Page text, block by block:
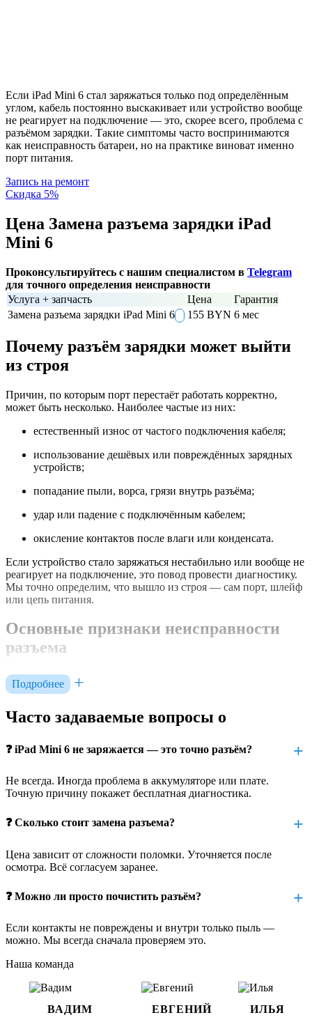
Если iPad Mini 6 стал заряжаться только под определённым
углом, кабель постоянно выскакивает или устройство вообще
не реагирует на подключение — это, скорее всего, проблема с
разъёмом зарядки. Такие симптомы часто воспринимаются
как неисправность батареи, но на практике виноват именно
порт питания.
Запись на ремонт
Скидка 5%
Цена Замена разъема зарядки iPad
Mini 6
Проконсультируйтесь с нашим специалистом в Telegram
для точного определения неисправности
Услуга + запчасть
Цена
Гарантия
Замена разъема зарядки iPad Mini 6
155 BYN 6 мес
Почему разъём зарядки может выйти
из строя
Причин, по которым порт перестаёт работать корректно,
может быть несколько. Наиболее частые из них:
естественный износ от частого подключения кабеля;
использование дешёвых или повреждённых зарядных
устройств;
попадание пыли, ворса, грязи внутрь разъёма;
удар или падение с подключённым кабелем;
окисление контактов после влаги или конденсата.
Если устройство стало заряжаться нестабильно или вообще не
реагирует на подключение, это повод провести диагностику.
Мы точно определим, что вышло из строя — сам порт, шлейф
или цепь питания.
Основные признаки неисправности
разъема
iPad не заряжается или делает это только в выключенном
состоянии
зарядка идёт только при сильном нажатии или наклоне
кабеля
устройство не видит оригинальный кабель, хотя с
при подключении слышен щелчок, но зарядка не
начинается
кабель не держится в разъёме, шатается или выпадает
Подобные признаки не всегда говорят о серьёзной поломке,
но почти всегда требуют внимания. Иногда помогает чистка,
Mini 6
Диагностика
Сначала мы исключаем возможные проблемы с кабелем,
адаптером, батареей и самой системой. Проверка бесплатна
при последующем ремонте.
Подробнее
Часто задаваемые вопросы о
❓ iPad Mini 6 не заряжается — это точно разъём?
Не всегда. Иногда проблема в аккумуляторе или плате.
Точную причину покажет бесплатная диагностика.
❓ Сколько стоит замена разъема?
Цена зависит от сложности поломки. Уточняется после
осмотра. Всё согласуем заранее.
❓ Можно ли просто почистить разъём?
Если контакты не повреждены и внутри только пыль —
можно. Мы всегда сначала проверяем это.
Наша команда
ВАДИМ
ЕВГЕНИЙ
ИЛЬЯ